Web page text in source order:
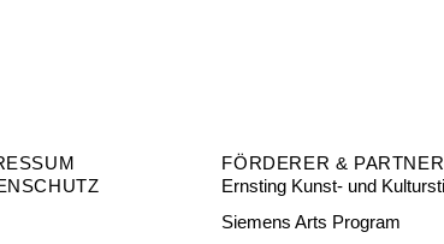
FÖRDERER & PARTNER
Ernsting Kunst- und
Siemens Arts Program